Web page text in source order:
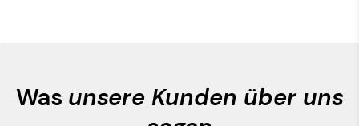
Was unsere Kunden über uns